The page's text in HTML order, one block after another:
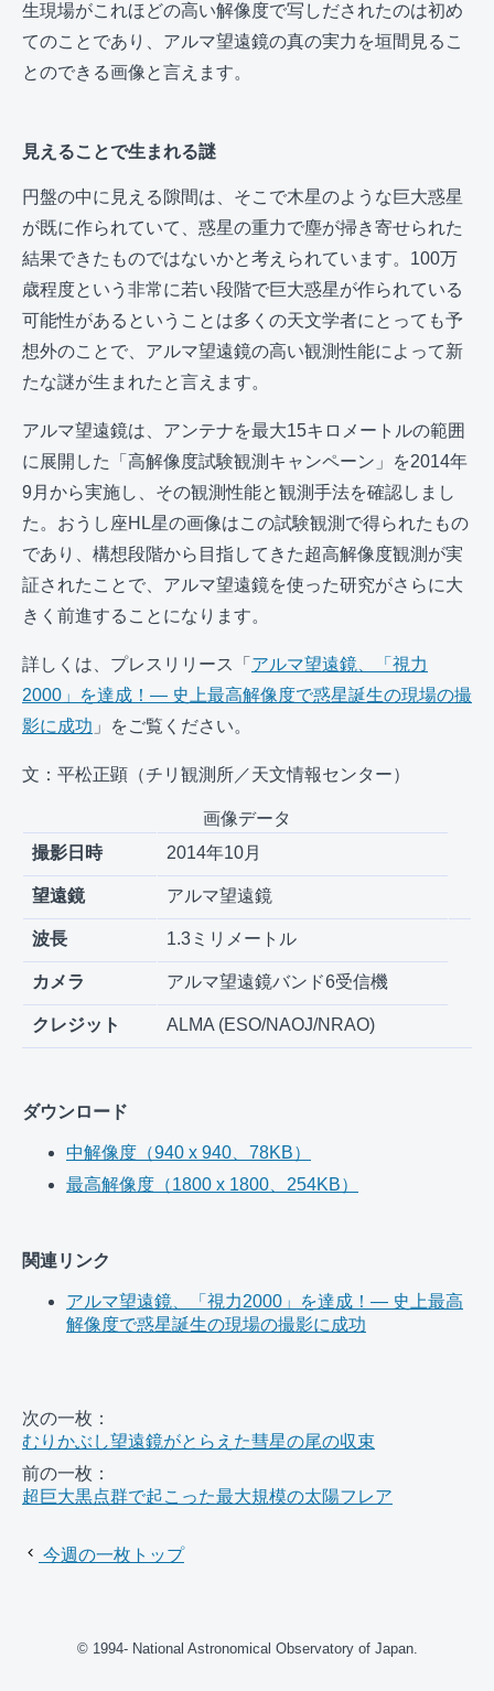
生現場がこれほどの高い解像度で写しだされたのは初め
てのことであり、アルマ望遠鏡の真の実力を垣間見るこ
とのできる画像と言えます。
見えることで生まれる謎
円盤の中に見える隙間は、そこで木星のような巨大惑星
が既に作られていて、惑星の重力で塵が掃き寄せられた
結果できたものではないかと考えられています。100万
歳程度という非常に若い段階で巨大惑星が作られている
可能性があるということは多くの天文学者にとっても予
想外のことで、アルマ望遠鏡の高い観測性能によって新
たな謎が生まれたと言えます。
アルマ望遠鏡は、アンテナを最大15キロメートルの範囲
に展開した「高解像度試験観測キャンペーン」を2014年
9月から実施し、その観測性能と観測手法を確認しまし
た。おうし座HL星の画像はこの試験観測で得られたもの
であり、構想段階から目指してきた超高解像度観測が実
証されたことで、アルマ望遠鏡を使った研究がさらに大
きく前進することになります。
詳しくは、プレスリリース「 アルマ望遠鏡、「視力
2000」を達成！— 史上最高解像度で惑星誕生の現場の撮
影に成功 」をご覧ください。
文：平松正顕（チリ観測所／天文情報センター）
撮影日時 2014年10月
望遠鏡 アルマ望遠鏡
波長 1.3ミリメートル
カメラ アルマ望遠鏡バンド6受信機
クレジット ALMA (ESO/NAOJ/NRAO)
画像データ
ダウンロード
中解像度（940 x 940、78KB）
最高解像度（1800 x 1800、254KB）
関連リンク
アルマ望遠鏡、「視力2000」を達成！— 史上最高
解像度で惑星誕生の現場の撮影に成功
次の一枚：
むりかぶし望遠鏡がとらえた彗星の尾の収束
前の一枚：
超巨大黒点群で起こった最大規模の太陽フレア
今週の一枚トップ
© 1994- National Astronomical Observatory of Japan.